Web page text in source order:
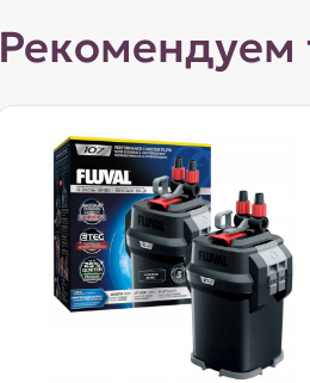
Рекомендуем